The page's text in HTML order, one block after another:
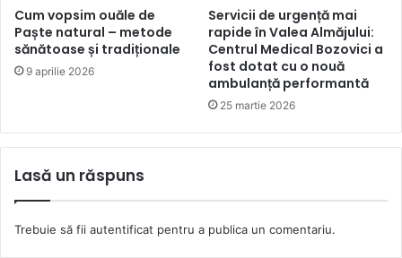
Cum vopsim ouăle de
Paște natural – metode
sănătoase și tradiționale
9 aprilie 2026
Servicii de urgență mai
rapide în Valea Almăjului:
Centrul Medical Bozovici a
fost dotat cu o nouă
ambulanță performantă
25 martie 2026
Lasă un răspuns
Trebuie să fii autentificat pentru a publica un comentariu.